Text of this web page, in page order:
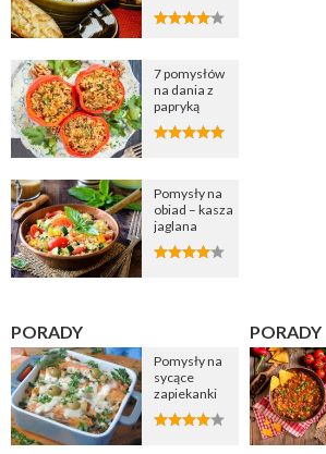
cebulową
7 pomysłów
na dania z
papryką
Pomysły na
obiad – kasza
jaglana
PORADY
Pomysły na
sycące
zapiekanki
PORADY